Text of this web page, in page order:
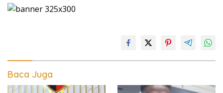
Baca Juga